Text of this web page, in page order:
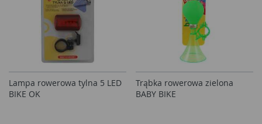
Lampa rowerowa tylna 5 LED
BIKE OK
Trąbka rowerowa zielona
BABY BIKE